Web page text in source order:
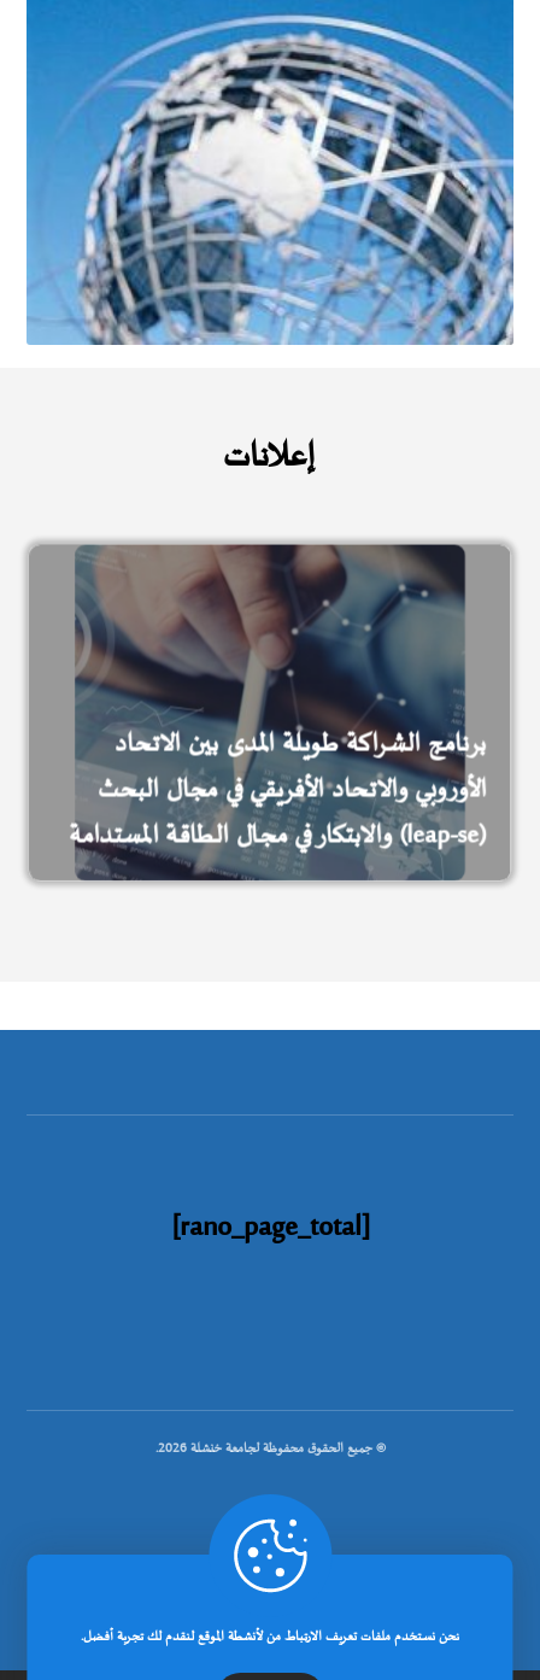
إعلانات
برنامج الشراكة طويلة المدى بين الاتحاد
الأوروبي والاتحاد الأفريقي في مجال البحث
والابتكار في مجال الطاقة المستدامة (leap-se)
[rano_page_total]
© جميع الحقوق محفوظة لجامعة خنشلة 2026.
.
نحن نستخدم ملفات تعريف الارتباط من لأنشطة الموقع لنقدم لك تجربة أفضل.